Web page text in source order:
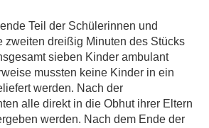
Teil der Schülerinnen und
zweiten dreißig Minuten des Stücks
sieben Kinder ambulant
mussten keine Kinder in ein
werden. Nach der
alle direkt in die Obhut ihrer Eltern
werden. Nach dem Ende der